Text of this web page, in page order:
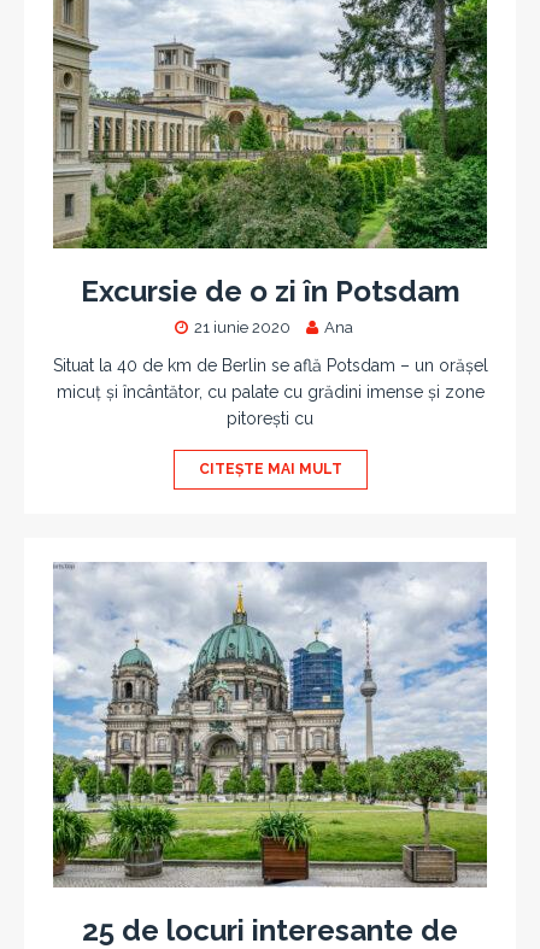
Excursie de o zi în Potsdam
21 iunie 2020 Ana
Situat la 40 de km de Berlin se află Potsdam – un orășel
micuț și încântător, cu palate cu grădini imense și zone
pitorești cu
CITEȘTE MAI MULT
25 de locuri interesante de